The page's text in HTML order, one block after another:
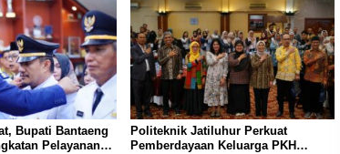
Bupati Bantaeng
Pelayanan
Politeknik Jatiluhur Perkuat
Pemberdayaan Keluarga PKH